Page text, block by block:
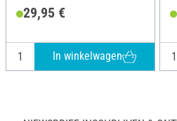
29,95 €
In winkelwagen